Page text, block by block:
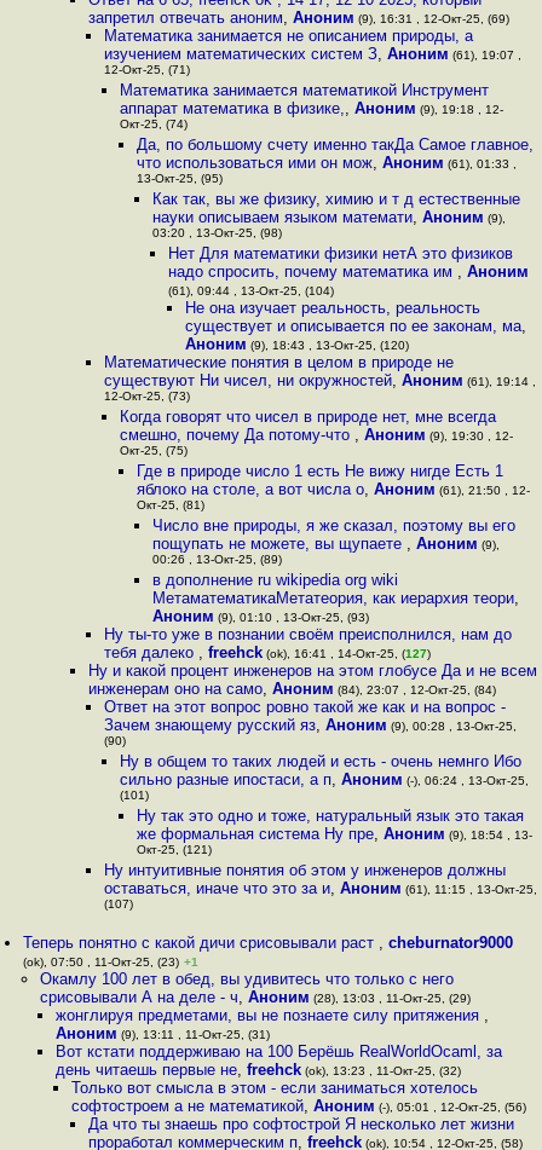
запретил отвечать аноним, Аноним (9), 16:31 , 12-Окт-25, (69)
Математика занимается не описанием природы, а
изучением математических систем З, Аноним (61), 19:07 ,
12-Окт-25, (71)
Математика занимается математикой Инструмент
аппарат математика в физике,,Аноним (9), 19:18 , 12-
Окт-25, (74)
Да, по большому счету именно такДа Самое главное,
что использоваться ими он мож, Аноним (61), 01:33 ,
13-Окт-25, (95)
Как так, вы же физику, химию и т д естественные
науки описываем языком математи, Аноним (9),
03:20 , 13-Окт-25, (98)
Нет Для математики физики нетА это физиков
надо спросить, почему математика им ,Аноним
(61), 09:44 , 13-Окт-25, (104)
Не она изучает реальность, реальность
существует и описывается по ее законам, ма,
Аноним (9), 18:43 , 13-Окт-25, (120)
Математические понятия в целом в природе не
существуют Ни чисел, ни окружностей, Аноним (61), 19:14 ,
12-Окт-25, (73)
Когда говорят что чисел в природе нет, мне всегда
смешно, почему Да потому-что ,Аноним (9), 19:30 , 12-
Окт-25, (75)
Где в природе число 1 есть Не вижу нигде Есть 1
яблоко на столе, а вот числа о, Аноним (61), 21:50 , 12-
Окт-25, (81)
Число вне природы, я же сказал, поэтому вы его
пощупать не можете, вы щупаете , Аноним (9),
00:26 , 13-Окт-25, (89)
в дополнение ru wikipedia org wiki
МетаматематикаМетатеория, как иерархия теори,
Аноним (9), 01:10 , 13-Окт-25, (93)
Ну ты-то уже в познании своём преисполнился, нам до
тебя далеко , freehck(ok), 16:41 , 14-Окт-25, (127)
Ну и какой процент инженеров на этом глобусе Да и не всем
инженерам оно на само, Аноним (84), 23:07 , 12-Окт-25, (84)
Ответ на этот вопрос ровно такой же как и на вопрос -
Зачем знающему русский яз, Аноним (9), 00:28 , 13-Окт-25,
(90)
Ну в общем то таких людей и есть - очень немнго Ибо
сильно разные ипостаси, а п,Аноним (-), 06:24 , 13-Окт-25,
(101)
Ну так это одно и тоже, натуральный язык это такая
же формальная система Ну пре, Аноним (9), 18:54 , 13-
Окт-25, (121)
Ну интуитивные понятия об этом у инженеров должны
оставаться, иначе что это за и, Аноним (61), 11:15 , 13-Окт-25,
(107)
Теперь понятно с какой дичи срисовывали раст ,cheburnator9000
(ok), 07:50 , 11-Окт-25, (23) +1
Окамлу 100 лет в обед, вы удивитесь что только с него
срисовывали А на деле - ч, Аноним (28), 13:03 , 11-Окт-25, (29)
жонглируя предметами, вы не познаете силу притяжения ,
Аноним (9), 13:11 , 11-Окт-25, (31)
Вот кстати поддерживаю на 100 Берёшь RealWorldOcaml, за
день читаешь первые не, freehck(ok), 13:23 , 11-Окт-25, (32)
Только вот смысла в этом - если заниматься хотелось
софтостроем а не математикой,Аноним (-), 05:01 , 12-Окт-25, (56)
Да что ты знаешь про софтострой Я несколько лет жизни
проработал коммерческим п, freehck(ok), 10:54 , 12-Окт-25, (58)